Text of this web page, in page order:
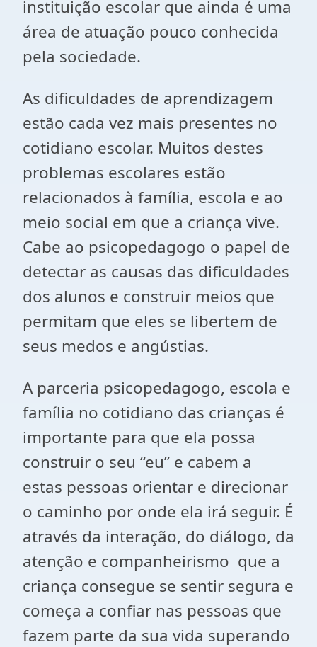
instituição escolar que ainda é uma
área de atuação pouco conhecida
pela sociedade.
As dificuldades de aprendizagem
estão cada vez mais presentes no
cotidiano escolar. Muitos destes
problemas escolares estão
relacionados à família, escola e ao
meio social em que a criança vive.
Cabe ao psicopedagogo o papel de
detectar as causas das dificuldades
dos alunos e construir meios que
permitam que eles se libertem de
seus medos e angústias.
A parceria psicopedagogo, escola e
família no cotidiano das crianças é
importante para que ela possa
construir o seu “eu” e cabem a
estas pessoas orientar e direcionar
o caminho por onde ela irá seguir. É
através da interação, do diálogo, da
atenção e companheirismo que a
criança consegue se sentir segura e
começa a confiar nas pessoas que
fazem parte da sua vida superando